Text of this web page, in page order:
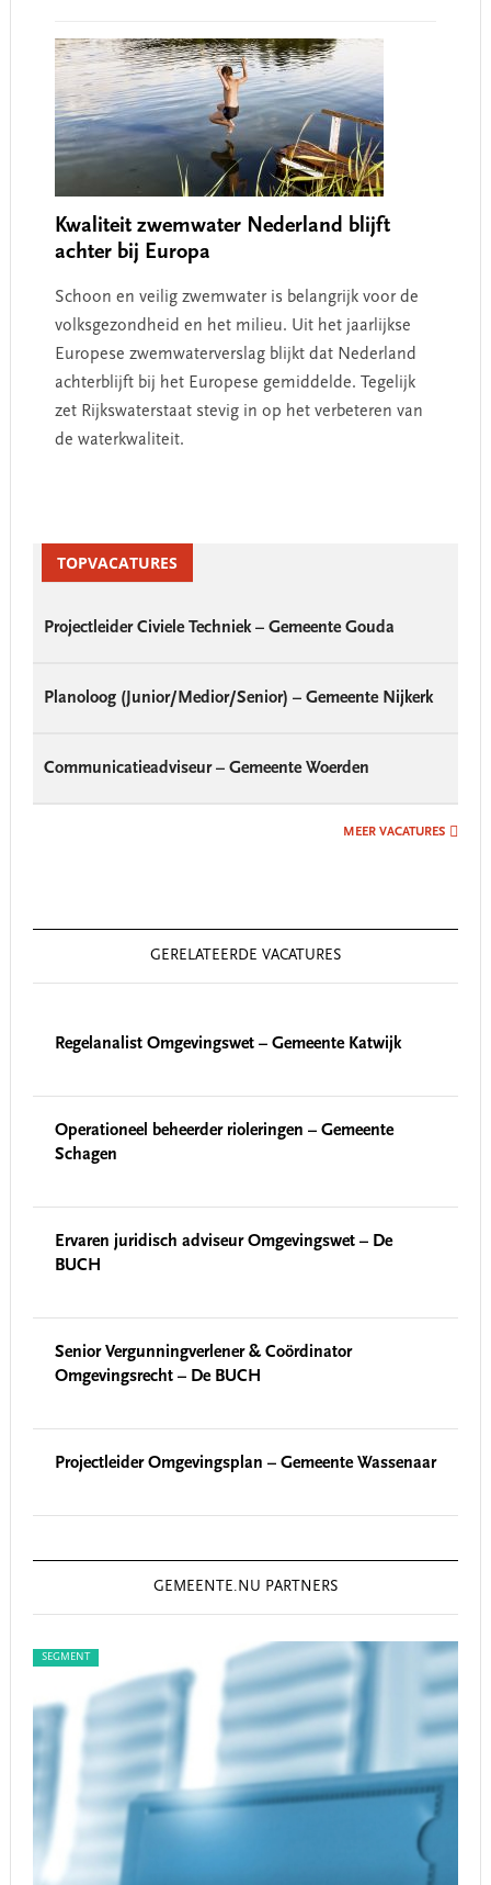
Kwaliteit zwemwater Nederland blijft
achter bij Europa
Schoon en veilig zwemwater is belangrijk voor de
volksgezondheid en het milieu. Uit het jaarlijkse
Europese zwemwaterverslag blijkt dat Nederland
achterblijft bij het Europese gemiddelde. Tegelijk
zet Rijkswaterstaat stevig in op het verbeteren van
de waterkwaliteit.
SidebarTOPVACATURES
Projectleider Civiele Techniek – Gemeente Gouda
Planoloog (Junior/Medior/Senior) – Gemeente Nijkerk
Communicatieadviseur – Gemeente Woerden
MEER VACATURES
GERELATEERDE VACATURES
Regelanalist Omgevingswet – Gemeente Katwijk
Operationeel beheerder rioleringen – Gemeente
Schagen
Ervaren juridisch adviseur Omgevingswet – De
BUCH
Senior Vergunningverlener & Coördinator
Omgevingsrecht – De BUCH
Projectleider Omgevingsplan – Gemeente Wassenaar
GEMEENTE.NU PARTNERS
SEGMENT